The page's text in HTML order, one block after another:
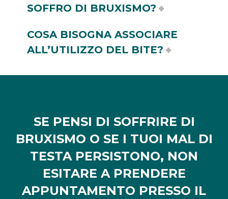
SOFFRO DI BRUXISMO?
COSA BISOGNA ASSOCIARE
ALL’UTILIZZO DEL BITE?
SE PENSI DI SOFFRIRE DI
BRUXISMO O SE I TUOI MAL DI
TESTA PERSISTONO, NON
ESITARE A PRENDERE
APPUNTAMENTO PRESSO IL